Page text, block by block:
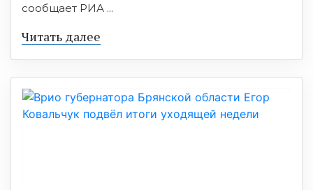
сообщает РИА ...
Читать далее